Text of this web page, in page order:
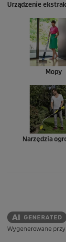
Urządzenie
Mopy
Narzędzia
Wygenerowane